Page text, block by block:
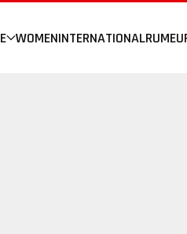
WOMENINTERNATIONAL